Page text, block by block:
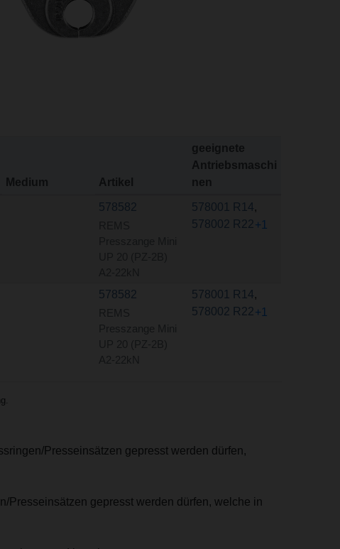
Medium Artikel
geeignete
Antriebsmaschi
nen
578582 578001 R14,
578002 R22+1
578582 578001 R14,
578002 R22+1
Presseinsätzen gepresst werden dürfen,
Presseinsätzen gepresst werden dürfen, welche in